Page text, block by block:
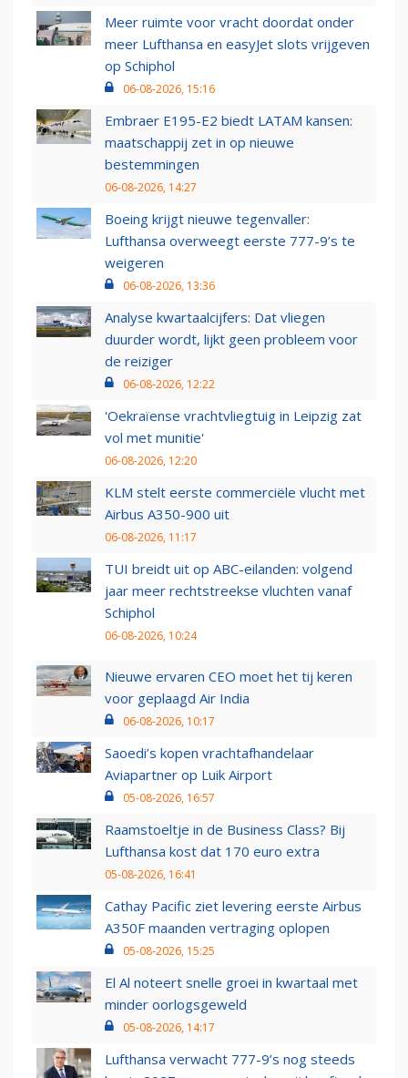
Meer ruimte voor vracht doordat onder
meer Lufthansa en easyJet slots vrijgeven
op Schiphol
06-08-2026, 15:16
Embraer E195-E2 biedt LATAM kansen:
maatschappij zet in op nieuwe
bestemmingen
06-08-2026, 14:27
Boeing krijgt nieuwe tegenvaller:
Lufthansa overweegt eerste 777-9’s te
weigeren
06-08-2026, 13:36
Analyse kwartaalcijfers: Dat vliegen
duurder wordt, lijkt geen probleem voor
de reiziger
06-08-2026, 12:22
'Oekraïense vrachtvliegtuig in Leipzig zat
vol met munitie'
06-08-2026, 12:20
KLM stelt eerste commerciële vlucht met
Airbus A350-900 uit
06-08-2026, 11:17
TUI breidt uit op ABC-eilanden: volgend
jaar meer rechtstreekse vluchten vanaf
Schiphol
06-08-2026, 10:24
Nieuwe ervaren CEO moet het tij keren
voor geplaagd Air India
06-08-2026, 10:17
Saoedi’s kopen vrachtafhandelaar
Aviapartner op Luik Airport
05-08-2026, 16:57
Raamstoeltje in de Business Class? Bij
Lufthansa kost dat 170 euro extra
05-08-2026, 16:41
Cathay Pacific ziet levering eerste Airbus
A350F maanden vertraging oplopen
05-08-2026, 15:25
El Al noteert snelle groei in kwartaal met
minder oorlogsgeweld
05-08-2026, 14:17
Lufthansa verwacht 777-9’s nog steeds